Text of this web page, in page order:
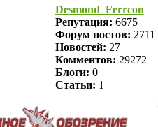
Desmond_Ferrcon
Репутация: 6675
Форум постов: 2711
Новостей: 27
Комментов: 29272
Блоги: 0
Статьи: 1